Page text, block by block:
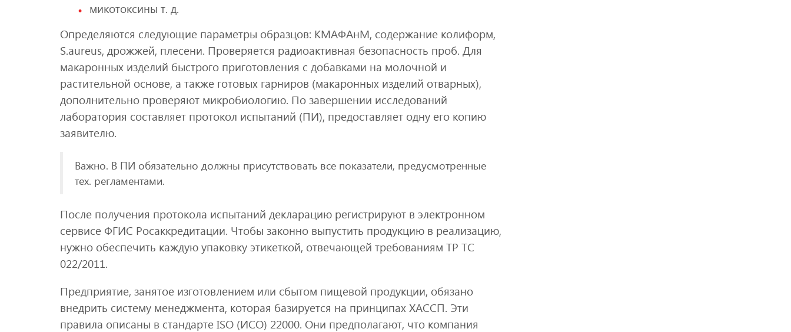
микотоксины т. д.
Определяются следующие параметры образцов: КМАФАнМ, содержание колиформ,
S.aureus, дрожжей, плесени. Проверяется радиоактивная безопасность проб. Для
макаронных изделий быстрого приготовления с добавками на молочной и
растительной основе, а также готовых гарниров (макаронных изделий отварных),
дополнительно проверяют микробиологию. По завершении исследований
лаборатория составляет протокол испытаний (ПИ), предоставляет одну его копию
заявителю.
Важно. В ПИ обязательно должны присутствовать все показатели, предусмотренные
тех. регламентами.
После получения протокола испытаний декларацию регистрируют в электронном
сервисе ФГИС Росаккредитации. Чтобы законно выпустить продукцию в реализацию,
нужно обеспечить каждую упаковку этикеткой, отвечающей требованиям ТР ТС
022/2011.
Предприятие, занятое изготовлением или сбытом пищевой продукции, обязано
внедрить систему менеджмента, которая базируется на принципах ХАССП. Эти
правила описаны в стандарте ISO (ИСО) 22000. Они предполагают, что компания